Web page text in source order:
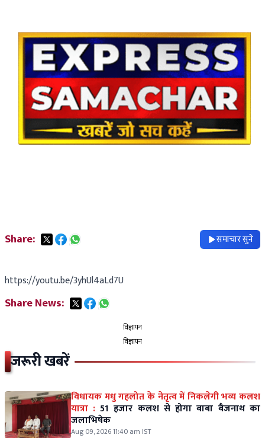
Share: समाचार सुनें
https://youtu.be/3yhUl4aLd7U
Share News:
विज्ञापन
विज्ञापन
जरूरी खबरें
विधायक मधु गहलोत के नेतृत्व में निकलेगी भव्य कलश
यात्रा : 51 हजार कलश से होगा बाबा बैजनाथ का
जलाभिषेक
Aug 09, 2026 11:40 am IST